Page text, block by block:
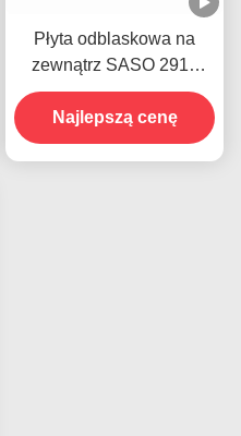
Płyta odblaskowa na
zewnątrz SASO 2913
Żółta Pomarańczowa
OEM
Najlepszą cenę